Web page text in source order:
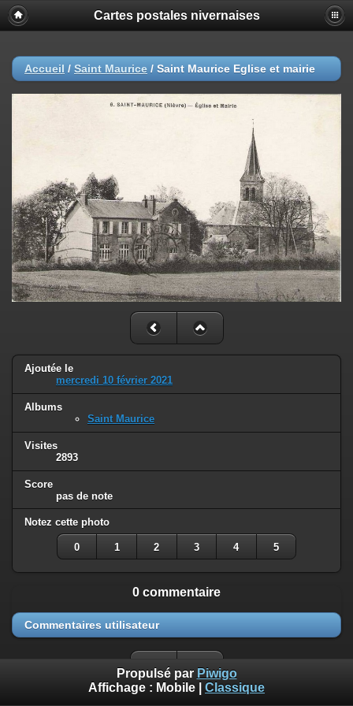
Cartes postales nivernaises
Accueil / Saint Maurice / Saint Maurice Eglise et mairie
Ajoutée le
mercredi 10 février 2021
Albums
Saint Maurice
Visites
2893
Score
pas de note
Notez cette photo
0 1 2 3 4 5
0 commentaire
Commentaires utilisateur
Propulsé par Piwigo
Affichage : Mobile Classique